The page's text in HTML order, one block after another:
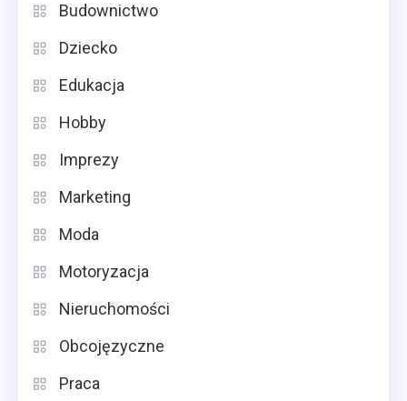
Budownictwo
Dziecko
Edukacja
Hobby
Imprezy
Marketing
Moda
Motoryzacja
Nieruchomości
Obcojęzyczne
Praca